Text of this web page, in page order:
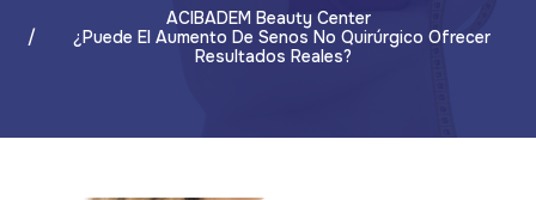
ACIBADEM Beauty Center
¿Puede El Aumento De Senos No Quirúrgico Ofrecer
Resultados Reales?